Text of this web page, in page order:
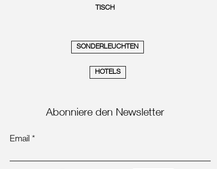
TISCH
SONDERLEUCHTEN
HOTELS
Abonniere den Newsletter
Email *